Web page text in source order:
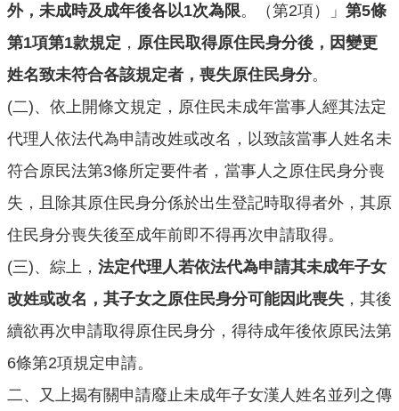
開
資
訊
民
交
流
相
關
連
結
外，未成時及成年後各以1次為限。（第2項）」 第5條
第1項第1款規定 ， 原住民取得原住民身分後，因變更
姓名致未符合各該規定者，喪失原住民身分。
(二)、依上開條文規定，原住民未成年當事人經其法定
代理人依法代為申請改姓或改名，以致該當事人姓名未
符合原民法第3條所定要件者，當事人之原住民身分喪
失，且除其原住民身分係於出生登記時取得者外，其原
住民身分喪失後至成年前即不得再次申請取得。
(三)、綜上， 法定代理人若依法代為申請其未成年子女
改姓或改名，其子女之原住民身分可能因此喪失 ，其後
續欲再次申請取得原住民身分，得待成年後依原民法第
6條第2項規定申請。
二、又上揭有關申請廢止未成年子女漢人姓名並列之傳